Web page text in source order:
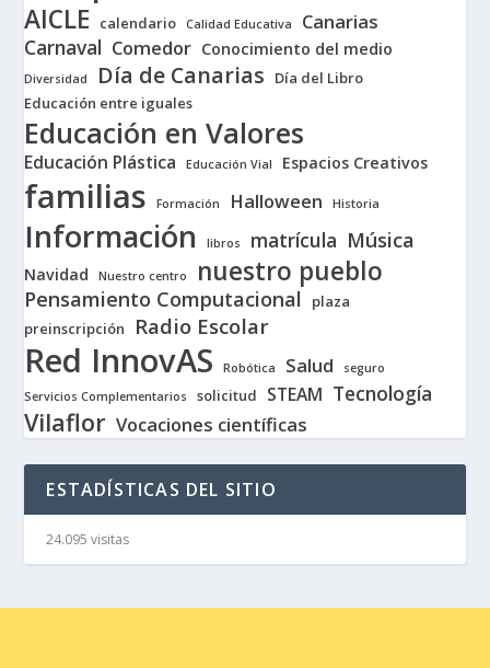
AICLE calendario Calidad Educativa Canarias
Carnaval Comedor Conocimiento del medio
Diversidad Día de Canarias
Día del Libro
Educación entre iguales
Educación en Valores
Educación Plástica Educación Vial Espacios Creativos
familias Formación Halloween Historia
Información libros matrícula Música
Navidad Nuestro centro nuestro pueblo
Pensamiento Computacional
plaza
preinscripción
Radio Escolar
Red InnovAS Robótica Salud
seguro
Servicios Complementarios
solicitud STEAM Tecnología
Vilaflor Vocaciones científicas
ESTADÍSTICAS DEL SITIO
24.095 visitas